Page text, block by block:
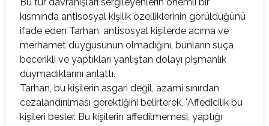
Bu tür davranışları sergileyenlerin önemli bir
kısmında antisosyal kişilik özelliklerinin görüldüğünü
ifade eden Tarhan, antisosyal kişilerde acıma ve
merhamet duygusunun olmadığını, bunların suça
becerikli ve yaptıkları yanlıştan dolayı pişmanlık
duymadıklarını anlattı.
Tarhan, bu kişilerin asgari değil, azami sınırdan
cezalandırılması gerektiğini belirterek, "Affedicilik bu
kişileri besler. Bu kişilerin affedilmemesi, yaptığı